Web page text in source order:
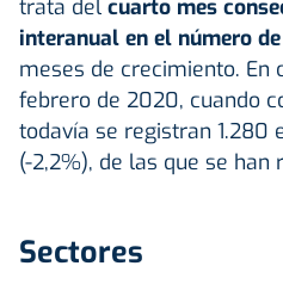
trata del cuarto mes
interanual en el número
meses de crecimiento. En
febrero de 2020, cuando
todavía se registran 1.280
(-2,2%), de las que se han
Sectores